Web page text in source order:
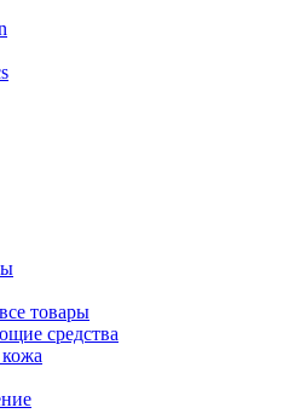
товары
средства